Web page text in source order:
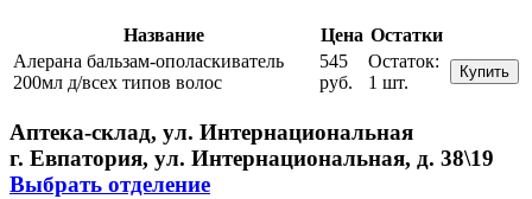
Название Цена Остатки
Алерана бальзам-ополаскиватель
200мл д/всех типов волос
545
руб.
Остаток:
1 шт.
Купить
Аптека-склад, ул. Интернациональная
г. Евпатория, ул. Интернациональная, д. 38\19
Выбрать отделение